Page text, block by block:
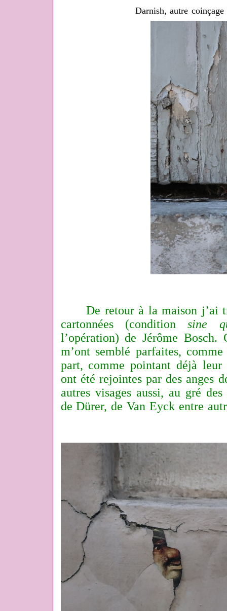
Darnish, autre
De retour à la maison j’ai
cartonnées (conditionsine
l’opération) de Jérôme Bosch.
m’ont semblé parfaites,
part, comme pointant déjà leur
ont été rejointes par des anges
autres visages aussi, au gré
de Dürer, de Van Eyck entre